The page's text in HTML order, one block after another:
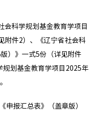
会科学规划基金教育学项目
附件2）、《辽宁省社会科
）》一式5份（详见附件
规划基金教育学项目2025年
申报汇总表》（盖章版）